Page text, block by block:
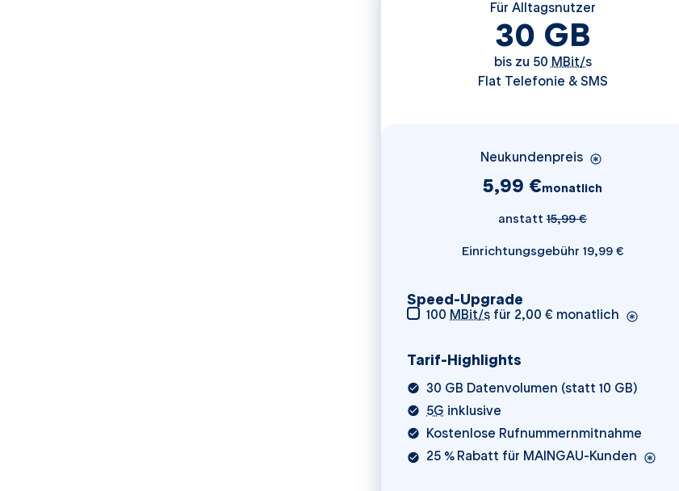
Für Alltagsnutzer
30 GB
bis zu 50 MBit/s
Flat Telefonie & SMS
Neukundenpreis
5,99 €monatlich
anstatt 15,99 €
Einrichtungsgebühr 19,99 €
Speed-Upgrade
100 MBit/s für 2,00 € monatlich
Tarif-Highlights
30 GB Datenvolumen (statt 10 GB)
5G inklusive
Kostenlose Rufnummernmitnahme
25 % Rabatt für MAINGAU-Kunden